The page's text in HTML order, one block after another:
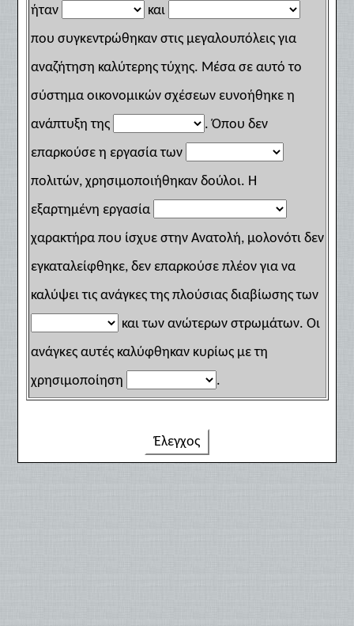
ήταν
και
που συγκεντρώθηκαν στις μεγαλουπόλεις για
αναζήτηση καλύτερης τύχης. Μέσα σε αυτό το
σύστημα οικονομικών σχέσεων ευνοήθηκε η
ανάπτυξη της
. Όπου δεν
επαρκούσε η εργασία των
πολιτών, χρησιμοποιήθηκαν δούλοι. Η
εξαρτημένη εργασία
χαρακτήρα που ίσχυε στην Ανατολή, μολονότι δεν
εγκαταλείφθηκε, δεν επαρκούσε πλέον για να
καλύψει τις ανάγκες της πλούσιας διαβίωσης των
και των ανώτερων στρωμάτων. Οι
ανάγκες αυτές καλύφθηκαν κυρίως με τη
χρησιμοποίηση
.
Έλεγχος